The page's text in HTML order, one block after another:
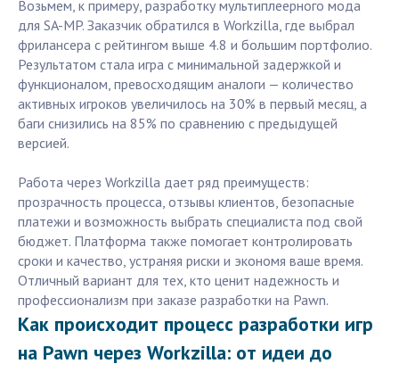
Возьмем, к примеру, разработку мультиплеерного мода
для SA-MP. Заказчик обратился в Workzilla, где выбрал
фрилансера с рейтингом выше 4.8 и большим портфолио.
Результатом стала игра с минимальной задержкой и
функционалом, превосходящим аналоги — количество
активных игроков увеличилось на 30% в первый месяц, а
баги снизились на 85% по сравнению с предыдущей
версией.
Работа через Workzilla дает ряд преимуществ:
прозрачность процесса, отзывы клиентов, безопасные
платежи и возможность выбрать специалиста под свой
бюджет. Платформа также помогает контролировать
сроки и качество, устраняя риски и экономя ваше время.
Отличный вариант для тех, кто ценит надежность и
профессионализм при заказе разработки на Pawn.
Как происходит процесс разработки игр
на Pawn через Workzilla: от идеи до